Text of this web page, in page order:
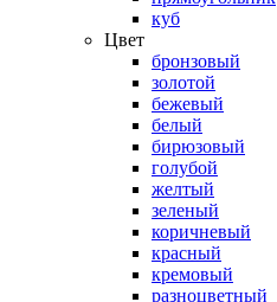
куб
Цвет
бронзовый
золотой
бежевый
белый
бирюзовый
голубой
желтый
зеленый
коричневый
красный
кремовый
разноцветный